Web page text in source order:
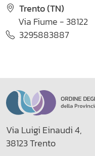
Trento (TN)
Via Fiume - 38122
3295883887
Via Luigi Einaudi 4,
38123 Trento